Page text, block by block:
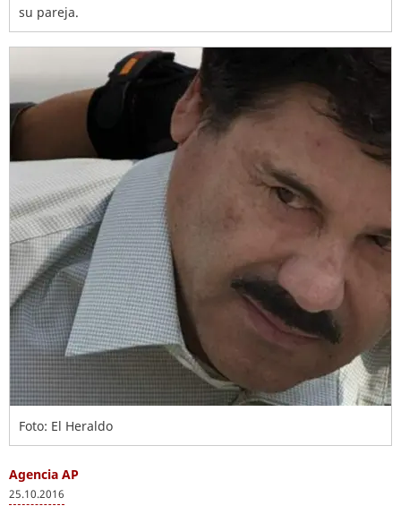
su pareja.
Foto: El Heraldo
Agencia AP
25.10.2016